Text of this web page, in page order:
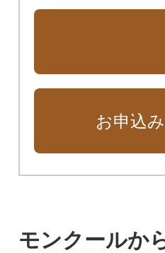
お申込
モンクールか